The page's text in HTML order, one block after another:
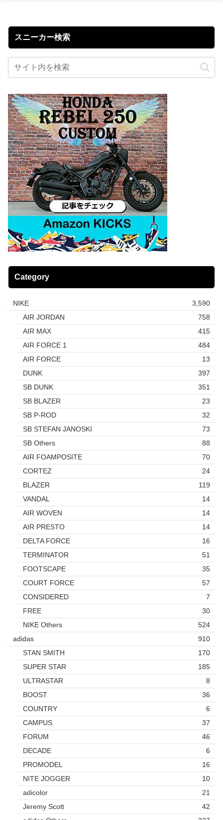
スニーカー検索
Category
NIKE
3,590
AIR JORDAN
758
AIR MAX
415
AIR FORCE 1
484
AIR FORCE
13
DUNK
397
SB DUNK
351
SB BLAZER
23
SB P-ROD
32
SB STEFAN JANOSKI
73
SB Others
88
AIR FOAMPOSITE
70
CORTEZ
24
BLAZER
119
VANDAL
14
AIR WOVEN
14
AIR PRESTO
14
DELTA FORCE
16
TERMINATOR
51
FOOTSCAPE
35
COURT FORCE
57
CONSIDERED
7
FREE
30
NIKE Others
524
adidas
910
STAN SMITH
170
SUPER STAR
185
ULTRASTAR
8
BOOST
36
COUNTRY
6
CAMPUS
37
FORUM
46
DECADE
6
PROMODEL
16
NITE JOGGER
10
adicolor
21
Jeremy Scott
42